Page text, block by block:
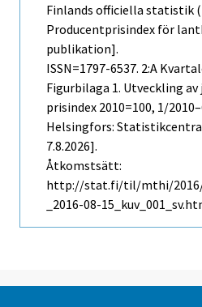
Finlands officiella statistik
Producentprisindex för
publikation].
ISSN=1797-6537. 2:a
Figurbilaga 1. Utveckling
prisindex 2010=100, 1/
Helsingfors:
7.8.2026].
Åtkomstsätt:
http://stat.fi/til/mthi/2016/
_2016-08-